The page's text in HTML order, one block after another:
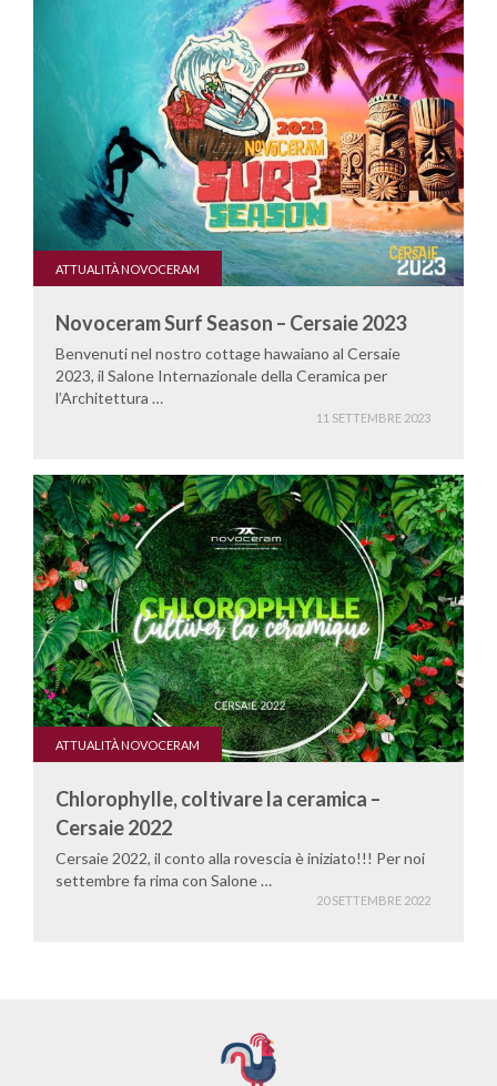
ATTUALITÀ NOVOCERAM
Novoceram Surf Season – Cersaie 2023
Benvenuti nel nostro cottage hawaiano al Cersaie
2023, il Salone Internazionale della Ceramica per
l’Architettura …
11 SETTEMBRE 2023
ATTUALITÀ NOVOCERAM
Chlorophylle, coltivare la ceramica –
Cersaie 2022
Cersaie 2022, il conto alla rovescia è iniziato!!! Per noi
settembre fa rima con Salone …
20 SETTEMBRE 2022